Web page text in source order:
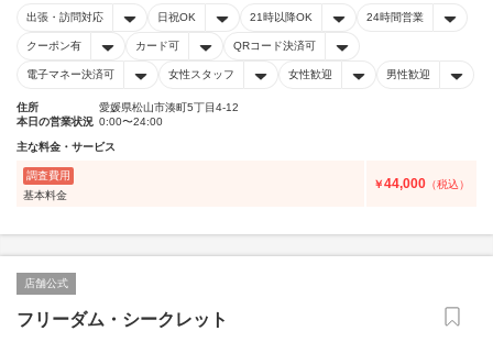
出張・訪問対応 日祝OK 21時以降OK 24時間営業
クーポン有 カード可 QRコード決済可
電子マネー決済可 女性スタッフ 女性歓迎 男性歓迎
住所
愛媛県松山市湊町5丁目4-12
本日の営業状況 0:00〜24:00
主な料金・サービス
調査費用
基本料金
￥44,000 （税込）
店舗公式
フリーダム・シークレット